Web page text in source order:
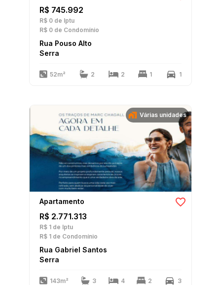
R$ 745.992
R$ 0 de Iptu
R$ 0 de Condomínio
Rua Pouso Alto
Serra
52m² 2 2 1 1
Várias unidades
Apartamento
R$ 2.771.313
R$ 1 de Iptu
R$ 1 de Condomínio
Rua Gabriel Santos
Serra
143m² 3 4 2 3